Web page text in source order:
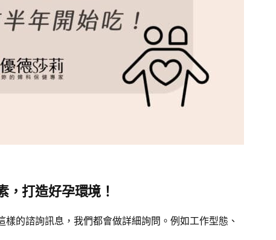
打造好孕環境！
的諮詢訊息，我們都會做詳細詢問。例如工作型態、